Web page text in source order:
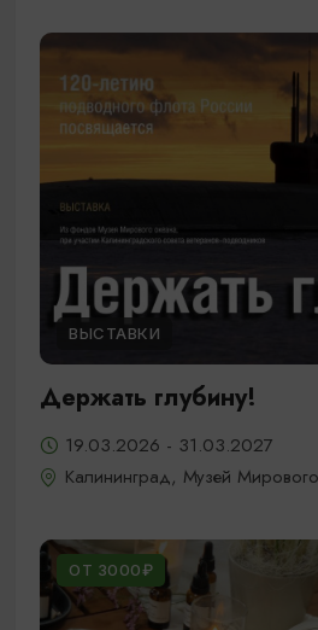
ВЫСТАВКИ
Держать глубину!
19.03.2026 - 31.03.2027
Калининград, Музей
ОТ 3000₽